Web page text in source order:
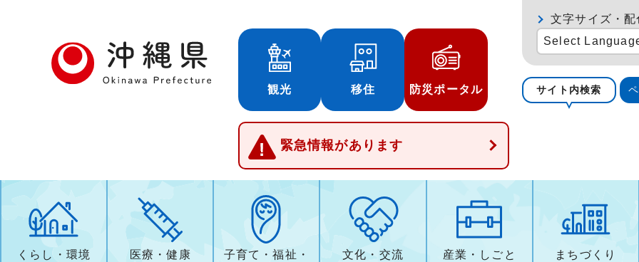
観光 移住 防災ポータル
緊急情報があります
文字サイズ・
Select
サイト内検索
くらし・環境 医療・健康
子育て・福祉・
文化・交流 産業・しごと まちづくり